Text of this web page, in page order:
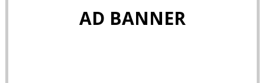
AD BANNER